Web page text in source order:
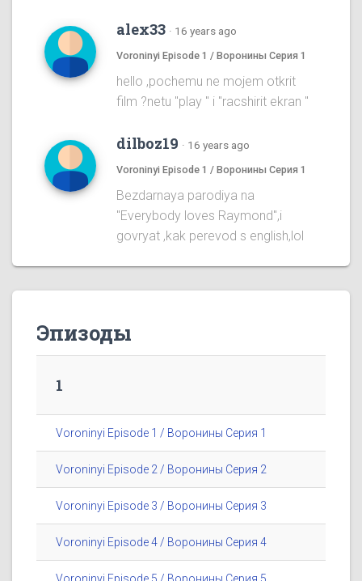
alex33 · 16 years ago
Voroninyi Episode 1 / Воронины Серия 1
hello ,pochemu ne mojem otkrit
film ?netu "play " i "racshirit ekran "
dilboz19 · 16 years ago
Voroninyi Episode 1 / Воронины Серия 1
Bezdarnaya parodiya na
''Everybody loves Raymond'',i
govryat ,kak perevod s english,lol
Эпизоды
1
Voroninyi Episode 1 / Воронины Серия 1
Voroninyi Episode 2 / Воронины Серия 2
Voroninyi Episode 3 / Воронины Серия 3
Voroninyi Episode 4 / Воронины Серия 4